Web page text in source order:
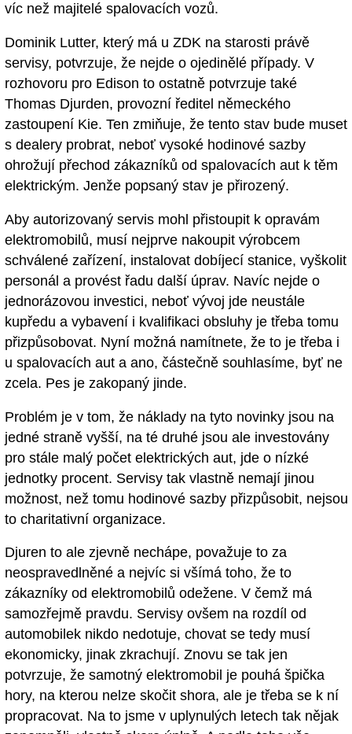
víc než majitelé spalovacích vozů.
Dominik Lutter, který má u ZDK na starosti právě
servisy, potvrzuje, že nejde o ojedinělé případy. V
rozhovoru pro Edison to ostatně potvrzuje také
Thomas Djurden, provozní ředitel německého
zastoupení Kie. Ten zmiňuje, že tento stav bude muset
s dealery probrat, neboť vysoké hodinové sazby
ohrožují přechod zákazníků od spalovacích aut k těm
elektrickým. Jenže popsaný stav je přirozený.
Aby autorizovaný servis mohl přistoupit k opravám
elektromobilů, musí nejprve nakoupit výrobcem
schválené zařízení, instalovat dobíjecí stanice, vyškolit
personál a provést řadu další úprav. Navíc nejde o
jednorázovou investici, neboť vývoj jde neustále
kupředu a vybavení i kvalifikaci obsluhy je třeba tomu
přizpůsobovat. Nyní možná namítnete, že to je třeba i
u spalovacích aut a ano, částečně souhlasíme, byť ne
zcela. Pes je zakopaný jinde.
Problém je v tom, že náklady na tyto novinky jsou na
jedné straně vyšší, na té druhé jsou ale investovány
pro stále malý počet elektrických aut, jde o nízké
jednotky procent. Servisy tak vlastně nemají jinou
možnost, než tomu hodinové sazby přizpůsobit, nejsou
to charitativní organizace.
Djuren to ale zjevně nechápe, považuje to za
neospravedlněné a nejvíc si všímá toho, že to
zákazníky od elektromobilů odežene. V čemž má
samozřejmě pravdu. Servisy ovšem na rozdíl od
automobilek nikdo nedotuje, chovat se tedy musí
ekonomicky, jinak zkrachují. Znovu se tak jen
potvrzuje, že samotný elektromobil je pouhá špička
hory, na kterou nelze skočit shora, ale je třeba se k ní
propracovat. Na to jsme v uplynulých letech tak nějak